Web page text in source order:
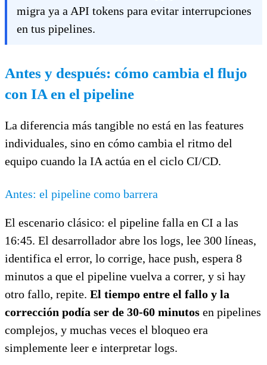
migra ya a API tokens para evitar interrupciones
en tus pipelines.
Antes y después: cómo cambia el flujo
con IA en el pipeline
La diferencia más tangible no está en las features
individuales, sino en cómo cambia el ritmo del
equipo cuando la IA actúa en el ciclo CI/CD.
Antes: el pipeline como barrera
El escenario clásico: el pipeline falla en CI a las
16:45. El desarrollador abre los logs, lee 300 líneas,
identifica el error, lo corrige, hace push, espera 8
minutos a que el pipeline vuelva a correr, y si hay
otro fallo, repite. El tiempo entre el fallo y la
corrección podía ser de 30-60 minutos en pipelines
complejos, y muchas veces el bloqueo era
simplemente leer e interpretar logs.